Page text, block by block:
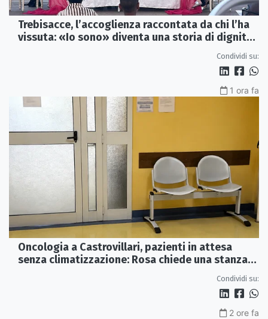
Trebisacce, l’accoglienza raccontata da chi l’ha
vissuta: «Io sono» diventa una storia di dignità
Condividi su:
1 ora fa
Oncologia a Castrovillari, pazienti in attesa
senza climatizzazione: Rosa chiede una stanza
Condividi su:
2 ore fa